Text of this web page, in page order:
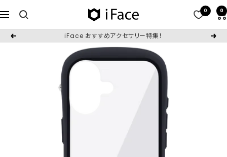
ン
ナ
ビ
ゲ
iFace
日
本
公
0 0
戻
iFace おすすめアクセサリー特集！
次